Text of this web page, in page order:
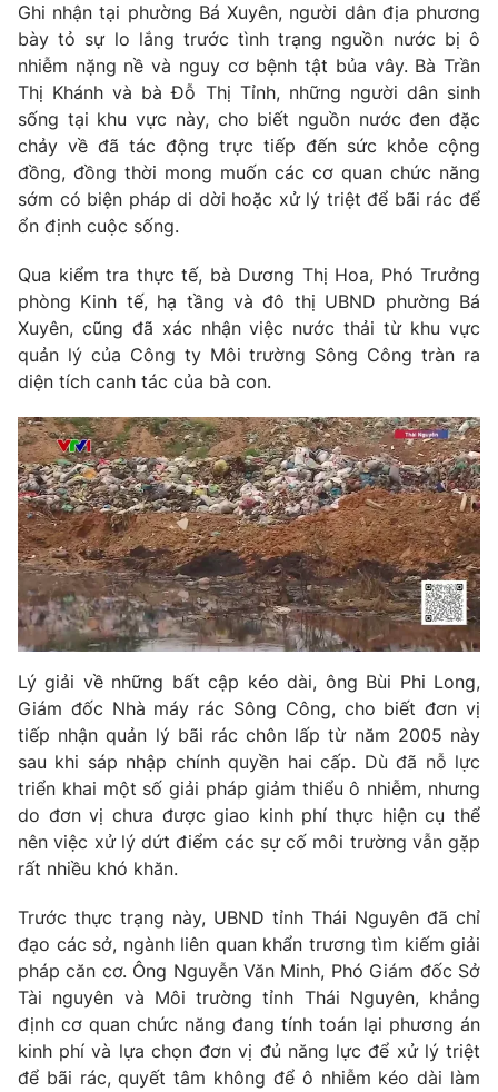
Học trực tuyến
Hitech Công nghệ tương lai
Sản phẩm
Thị trường
Tư vấn
Giao lưu trực tuyến
Lịch phát sóng
Chuyên mục khác
Emagazine
Photo Infographic
Video Shorts video
VTV Money VTV Thể thao
VTV Sức khoẻ Bất động sản
Thị trường 24h Tấm lòng Việt
VTV4 Vươn mình bằng AI
VTV9 VTV8
Liên hệ tòa soạn English
THỜI BÁO VTV
Theo dõi báo trên
Cơ quan chủ quản:Đài Truyền hình Việt Nam
Cơ quan báo chí:Thời báo VTV
Ghi nhận tại phường Bá Xuyên, người dân địa phương
bày tỏ sự lo lắng trước tình trạng nguồn nước bị ô
nhiễm nặng nề và nguy cơ bệnh tật bủa vây. Bà Trần
Thị Khánh và bà Đỗ Thị Tỉnh, những người dân sinh
sống tại khu vực này, cho biết nguồn nước đen đặc
chảy về đã tác động trực tiếp đến sức khỏe cộng
đồng, đồng thời mong muốn các cơ quan chức năng
sớm có biện pháp di dời hoặc xử lý triệt để bãi rác để
ổn định cuộc sống.
Qua kiểm tra thực tế, bà Dương Thị Hoa, Phó Trưởng
phòng Kinh tế, hạ tầng và đô thị UBND phường Bá
Xuyên, cũng đã xác nhận việc nước thải từ khu vực
quản lý của Công ty Môi trường Sông Công tràn ra
diện tích canh tác của bà con.
Lý giải về những bất cập kéo dài, ông Bùi Phi Long,
Giám đốc Nhà máy rác Sông Công, cho biết đơn vị
tiếp nhận quản lý bãi rác chôn lấp từ năm 2005 này
sau khi sáp nhập chính quyền hai cấp. Dù đã nỗ lực
triển khai một số giải pháp giảm thiểu ô nhiễm, nhưng
do đơn vị chưa được giao kinh phí thực hiện cụ thể
nên việc xử lý dứt điểm các sự cố môi trường vẫn gặp
rất nhiều khó khăn.
Trước thực trạng này, UBND tỉnh Thái Nguyên đã chỉ
đạo các sở, ngành liên quan khẩn trương tìm kiếm giải
pháp căn cơ. Ông Nguyễn Văn Minh, Phó Giám đốc Sở
Tài nguyên và Môi trường tỉnh Thái Nguyên, khẳng
định cơ quan chức năng đang tính toán lại phương án
kinh phí và lựa chọn đơn vị đủ năng lực để xử lý triệt
để bãi rác, quyết tâm không để ô nhiễm kéo dài làm